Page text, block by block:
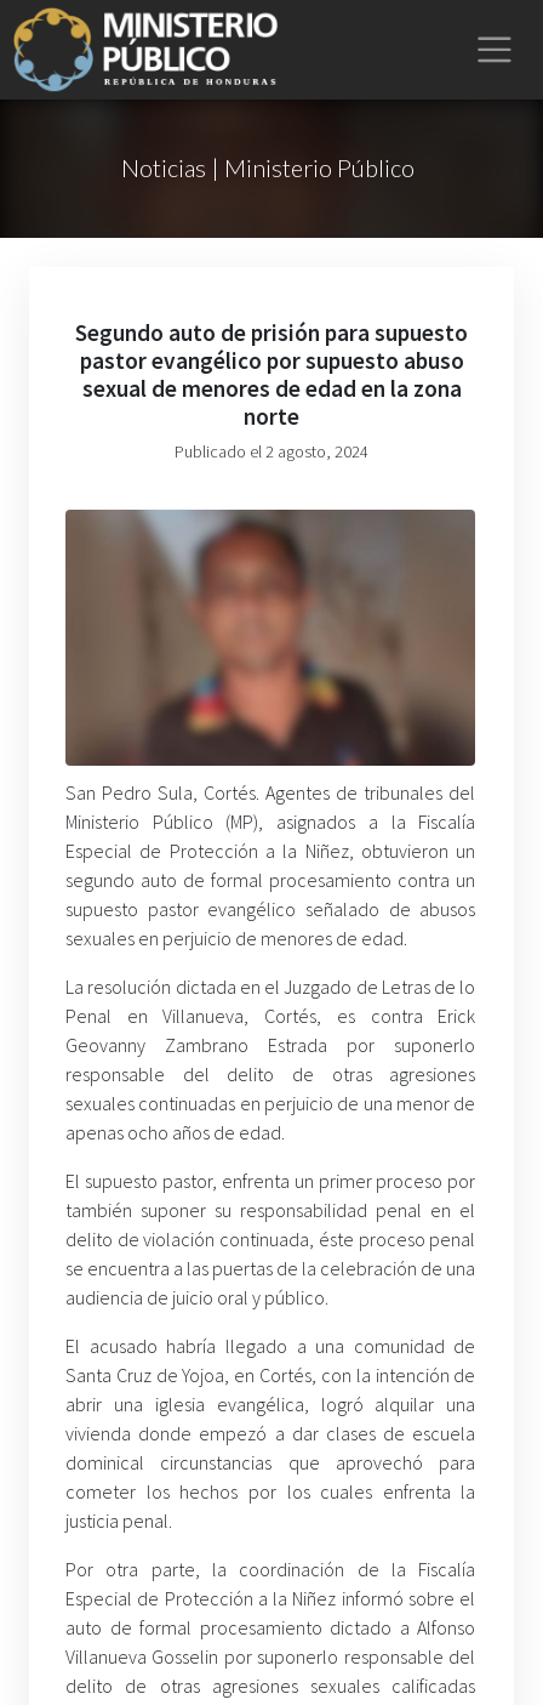
Noticias | Ministerio Público
Segundo auto de prisión para supuesto
pastor evangélico por supuesto abuso
sexual de menores de edad en la zona
norte
Publicado el 2 agosto, 2024
San Pedro Sula, Cortés. Agentes de tribunales del
Ministerio Público (MP), asignados a la Fiscalía
Especial de Protección a la Niñez, obtuvieron un
segundo auto de formal procesamiento contra un
supuesto pastor evangélico señalado de abusos
sexuales en perjuicio de menores de edad.
La resolución dictada en el Juzgado de Letras de lo
Penal en Villanueva, Cortés, es contra Erick
Geovanny Zambrano Estrada por suponerlo
responsable del delito de otras agresiones
sexuales continuadas en perjuicio de una menor de
apenas ocho años de edad.
El supuesto pastor, enfrenta un primer proceso por
también suponer su responsabilidad penal en el
delito de violación continuada, éste proceso penal
se encuentra a las puertas de la celebración de una
audiencia de juicio oral y público.
El acusado habría llegado a una comunidad de
Santa Cruz de Yojoa, en Cortés, con la intención de
abrir una iglesia evangélica, logró alquilar una
vivienda donde empezó a dar clases de escuela
dominical circunstancias que aprovechó para
cometer los hechos por los cuales enfrenta la
justicia penal.
Por otra parte, la coordinación de la Fiscalía
Especial de Protección a la Niñez informó sobre el
auto de formal procesamiento dictado a Alfonso
Villanueva Gosselin por suponerlo responsable del
delito de otras agresiones sexuales calificadas